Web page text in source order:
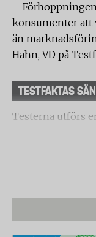
–
konsumenter att
än
Hahn, VD på
TESTFAKTAS
Testerna utförs
följande
3. Uthållighet
konstruktion
4. Kvalitet och